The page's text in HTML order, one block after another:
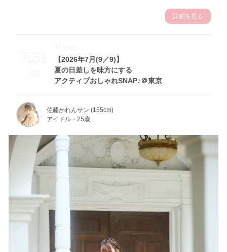
詳細を見る
7.31
Fri
【2026年7月(9／9)】
夏の日差しを味方にする
アクティブおしゃれSNAP♪＠東京
Theme
佐藤かれんサン (155cm)
アイドル・25歳